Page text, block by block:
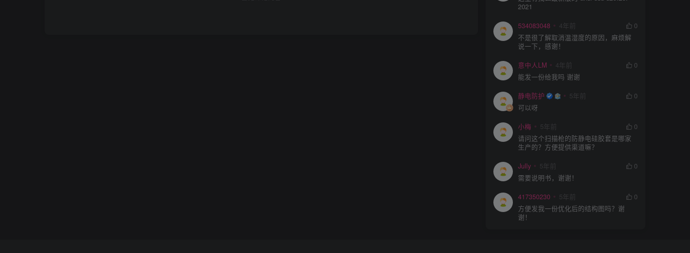
2021
534083048 4年前
0
不是很了解取消温湿度的原因，麻烦解
说一下，感谢！
意中人LM 4年前
0
能发一份给我吗 谢谢
静电防护 5年前
0
可以呀
小梅 5年前
0
请问这个扫描枪的防静电硅胶套是哪家
生产的？方便提供渠道嘛？
Jully 5年前
0
需要说明书，谢谢！
417350230 5年前
0
方便发我一份优化后的结构图吗？谢
谢！